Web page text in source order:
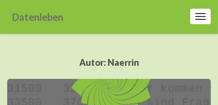
Datenleben
Autor: Naerrin